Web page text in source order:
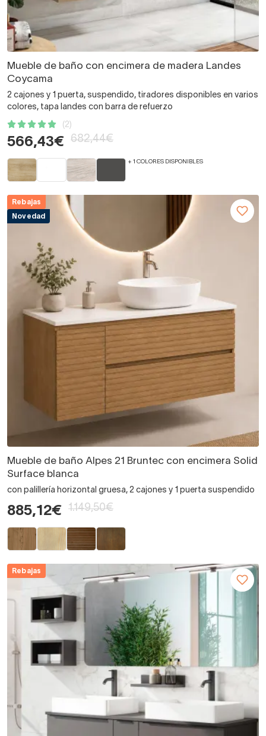
Mueble de baño con encimera de madera Landes
Coycama
2 cajones y 1 puerta, suspendido, tiradores disponibles en varios
colores, tapa landes con barra de refuerzo
(2)
566,43€ 682,44€
+ 1 COLORES DISPONIBLES
Rebajas
Novedad
Mueble de baño Alpes 21 Bruntec con encimera Solid
Surface blanca
con palillería horizontal gruesa, 2 cajones y 1 puerta suspendido
885,12€ 1.149,50€
Rebajas